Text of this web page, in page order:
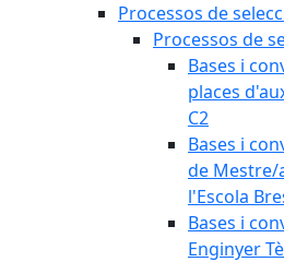
Processos de
Processos de
Bases i
places
C2
Bases i
de Mestre/
l'Escola
Bases i
Enginyer